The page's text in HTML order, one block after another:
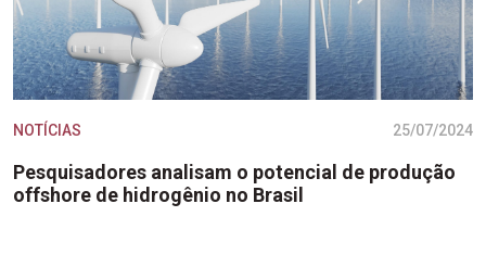
NOTÍCIAS 25/07/2024
Pesquisadores analisam o potencial de produção
offshore de hidrogênio no Brasil